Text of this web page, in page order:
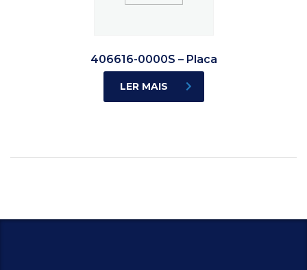
406616-0000S – Placa
LER MAIS